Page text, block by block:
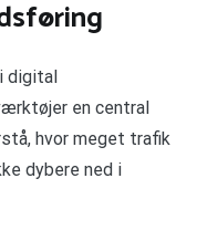
digital
en central
hvor meget trafik
dybere ned i